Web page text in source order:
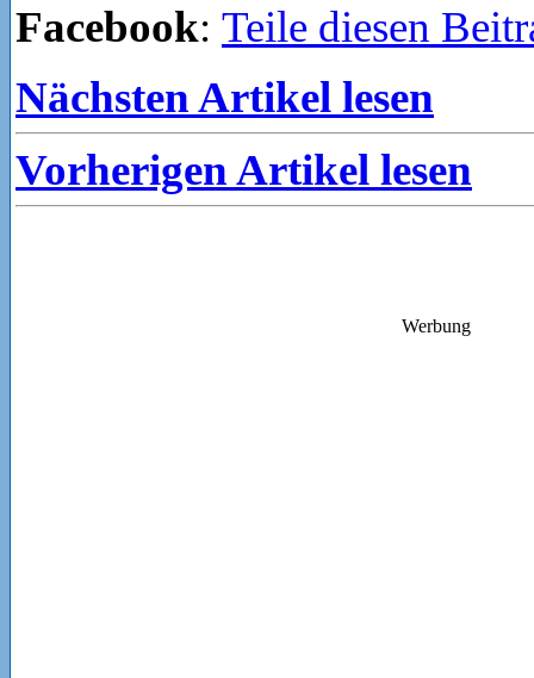
Facebook: Teile diesen
Nächsten Artikel lesen
Vorherigen Artikel lesen
Werbung